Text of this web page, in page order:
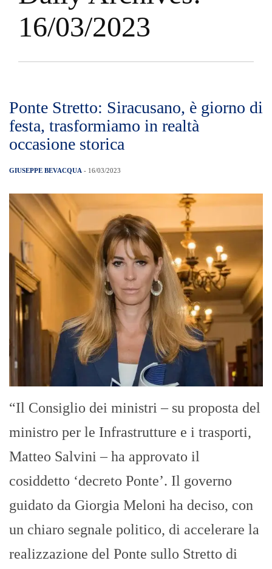
16/03/2023
Ponte Stretto: Siracusano, è giorno di
festa, trasformiamo in realtà
occasione storica
GIUSEPPE BEVACQUA - 16/03/2023
“Il Consiglio dei ministri – su proposta del
ministro per le Infrastrutture e i trasporti,
Matteo Salvini – ha approvato il
cosiddetto ‘decreto Ponte’. Il governo
guidato da Giorgia Meloni ha deciso, con
un chiaro segnale politico, di accelerare la
realizzazione del Ponte sullo Stretto di